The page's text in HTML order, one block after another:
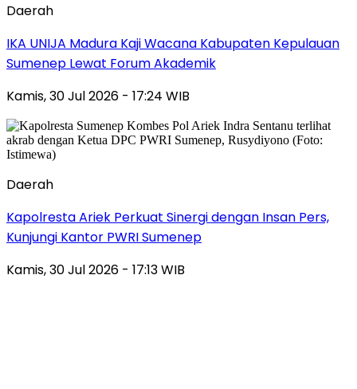
Daerah
IKA UNIJA Madura Kaji Wacana Kabupaten Kepulauan
Sumenep Lewat Forum Akademik
Kamis, 30 Jul 2026 - 17:24 WIB
Daerah
Kapolresta Ariek Perkuat Sinergi dengan Insan Pers,
Kunjungi Kantor PWRI Sumenep
Kamis, 30 Jul 2026 - 17:13 WIB